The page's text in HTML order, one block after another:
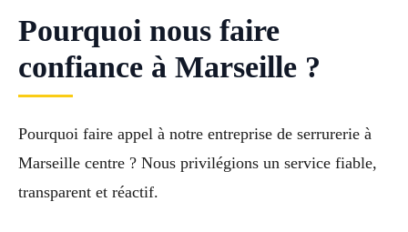
Pourquoi nous faire
confiance à Marseille ?
Pourquoi faire appel à notre entreprise de serrurerie à
Marseille centre ? Nous privilégions un service fiable,
transparent et réactif.